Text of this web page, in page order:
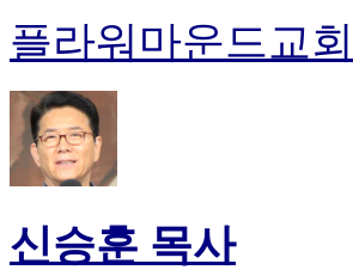
플라워마운드교회
신승훈 목사